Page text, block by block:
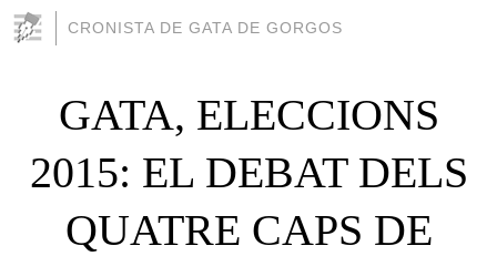
CRONISTA DE GATA DE GORGOS
GATA, ELECCIONS
2015: EL DEBAT DELS
QUATRE CAPS DE